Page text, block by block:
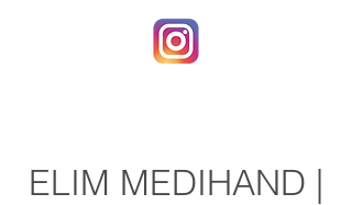
ELIM MEDIHAND |